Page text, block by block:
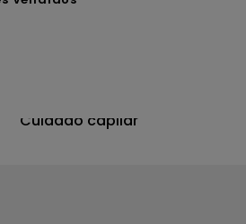
Cuidado capilar